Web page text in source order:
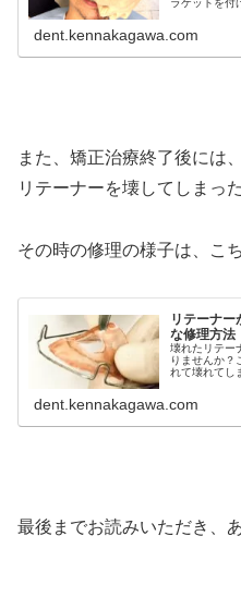
ラケットを付
dent.kennakagawa.com
また、矯正治療終了後には、
リテーナーを壊してしまっ
その時の修理の様子は、こ
リテーナ
な修理方法
壊れたリテー
りませんか？
れて壊れてし
dent.kennakagawa.com
最後までお読みいただき、